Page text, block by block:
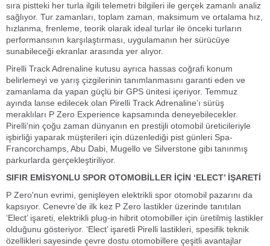
sıra pistteki her turla ilgili telemetri bilgileri ile gerçek zamanlı analiz
sağlıyor. Tur zamanları, toplam zaman, maksimum ve ortalama hız,
hızlanma, frenleme, teorik olarak ideal turlar ile önceki turların
performansının karşılaştırması, uygulamanın her sürücüye
sunabileceği ekranlar arasında yer alıyor.
Pirelli Track Adrenaline kutusu ayrıca hassas coğrafi konum
belirlemeyi ve yarış çizgilerinin tanımlanmasını garanti eden ve
zamanlama da yapan güçlü bir GPS ünitesi içeriyor. Temmuz
ayında lanse edilecek olan Pirelli Track Adrenaline’ı sürüş
meraklıları P Zero Experience kapsamında deneyebilecekler.
Pirelli’nin çoğu zaman dünyanın en prestijli otomobil üreticileriyle
işbirliği yaparak müşterileri için düzenlediği pist günleri Spa-
Francorchamps, Abu Dabi, Mugello ve Silverstone gibi tanınmış
parkurlarda gerçekleştiriliyor.
SIFIR EMİSYONLU SPOR OTOMOBİLLER İÇİN ‘ELECT’ İŞARETİ
P Zero'nun evrimi, genişleyen elektrikli spor otomobil pazarını da
kapsıyor. Cenevre’de ilk kez P Zero lastikler üzerinde tanıtılan
‘Elect’ işareti, elektrikli plug-in hibrit otomobiller için üretilmiş lastikler
olduğunu gösteriyor. ‘Elect’ işaretli Pirelli lastikleri, spesifik teknik
özellikleri sayesinde çevre dostu otomobillere çeşitli avantajlar